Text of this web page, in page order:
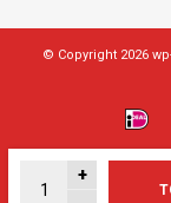
+
© Copyright 2026